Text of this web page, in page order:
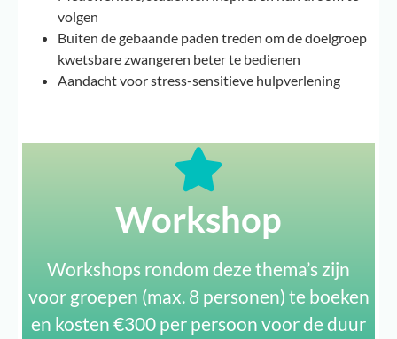
volgen
Buiten de gebaande paden treden om de doelgroep
kwetsbare zwangeren beter te bedienen
Aandacht voor stress-sensitieve hulpverlening
Workshop
Workshops rondom deze thema’s zijn
voor groepen (max. 8 personen) te boeken
en kosten €300 per persoon voor de duur